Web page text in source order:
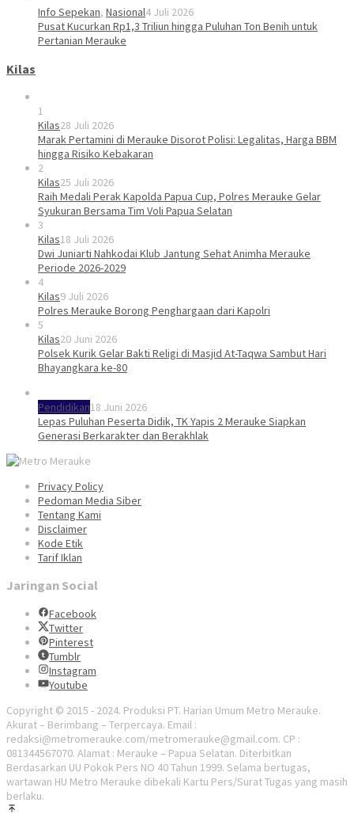
Info Sepekan, Nasional4 Juli 2026
Pusat Kucurkan Rp1,3 Triliun hingga Puluhan Ton Benih untuk
Pertanian Merauke
Kilas
1
Kilas28 Juli 2026
Marak Pertamini di Merauke Disorot Polisi: Legalitas, Harga BBM
hingga Risiko Kebakaran
2
Kilas25 Juli 2026
Raih Medali Perak Kapolda Papua Cup, Polres Merauke Gelar
Syukuran Bersama Tim Voli Papua Selatan
3
Kilas18 Juli 2026
Dwi Juniarti Nahkodai Klub Jantung Sehat Animha Merauke
Periode 2026-2029
4
Kilas9 Juli 2026
Polres Merauke Borong Penghargaan dari Kapolri
5
Kilas20 Juni 2026
Polsek Kurik Gelar Bakti Religi di Masjid At-Taqwa Sambut Hari
Bhayangkara ke-80
Pendidikan18 Juni 2026
Lepas Puluhan Peserta Didik, TK Yapis 2 Merauke Siapkan
Generasi Berkarakter dan Berakhlak
Privacy Policy
Pedoman Media Siber
Tentang Kami
Disclaimer
Kode Etik
Tarif Iklan
Jaringan Social
Facebook
Twitter
Pinterest
Tumblr
Instagram
Youtube
Copyright © 2015 - 2024. Produksi PT. Harian Umum Metro Merauke.
Akurat – Berimbang – Terpercaya. Email :
redaksi@metromerauke.com/metromerauke@gmail.com. CP :
081344567070. Alamat : Merauke – Papua Selatan. Diterbitkan
Berdasarkan UU Pokok Pers NO 40 Tahun 1999. Selama bertugas,
wartawan HU Metro Merauke dibekali Kartu Pers/Surat Tugas yang masih
berlaku.